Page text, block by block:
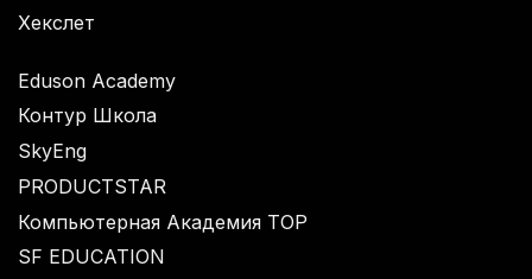
Хекслет
Eduson Academy
Контур Школа
SkyEng
PRODUCTSTAR
Компьютерная Академия TOP
SF EDUCATION